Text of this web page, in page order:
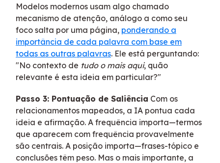
Modelos modernos usam algo chamado
mecanismo de atenção, análogo a como seu
foco salta por uma página, ponderando a
importância de cada palavra com base em
todas as outras palavras. Ele está perguntando:
"No contexto de tudo o mais aqui, quão
relevante é esta ideia em particular?"
Passo 3: Pontuação de Saliência Com os
relacionamentos mapeados, a IA pontua cada
ideia e afirmação. A frequência importa—termos
que aparecem com frequência provavelmente
são centrais. A posição importa—frases-tópico e
conclusões têm peso. Mas o mais importante, a